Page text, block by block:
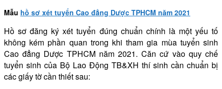
Mẫu hồ sơ xét tuyển Cao đẳng Dược TPHCM năm 2021
Hồ sơ đăng ký xét tuyển đúng chuẩn chính là một yếu tố
không kém phần quan trong khi tham gia mùa tuyển sinh
Cao đẳng Dược TPHCM năm 2021. Căn cứ vào quy chế
tuyển sinh của Bộ Lao Động TB&XH thí sinh cần chuẩn bị
các giấy tờ cần thiết sau: